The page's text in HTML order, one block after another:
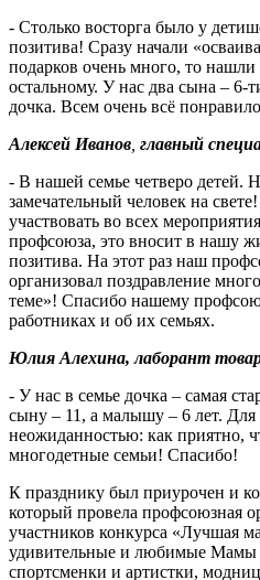
- Столько восторга было у
позитива! Сразу начали
подарков очень много, то нашли
остальному. У нас два сына – 6-
дочка. Всем очень всё
Алексей Иванов главный
- В нашей семье четверо детей.
замечательный человек на
участвовать во всех
профсоюза, это вносит в нашу
позитива. На этот раз наш
организовал поздравление
теме»! Спасибо нашему
работниках и об их семьях.
Юлия Алехина, лаборант
- У нас в семье дочка – самая
сыну – 11, а малышу – 6 лет.
неожиданностью: как приятно,
многодетные семьи! Спасибо!
К празднику был приурочен и
который провела профсоюзная
участников конкурса «Лучшая
удивительные и любимые Мамы
спортсменки и артистки,